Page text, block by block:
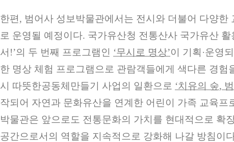
한편 , 범어사 성보박물관에서는 전시와 더불어 다양한
로 운영될 예정이다. 국가유산청 전통산사 국가유산 활
서 !’의 두 번째 프로그램인 ‘무시로 명상’이 기획 ·운영
한 명상 체험 프로그램으로 관람객들에게 색다른 경험
시 따뜻한공동체만들기 사업의 일환으로 ‘치유의 숲,
작되어 자연과 문화유산을 연계한 어린이 가족 교육프
박물관은 앞으로도 전통문화의 가치를 현대적으로 확
공간으로서의 역할을 지속적으로 강화해 나갈 방침이